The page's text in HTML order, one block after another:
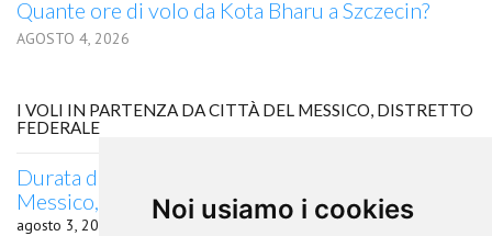
Noi usiamo i cookies
Quante ore di volo da Kota Bharu a Szczecin?
AGOSTO 4, 2026
I VOLI IN PARTENZA DA CITTÀ DEL MESSICO, DISTRETTO
FEDERALE
Durata del volo quanto dura il volo da Città del
Messico, Distretto Federale per Colombo
agosto 3, 2026